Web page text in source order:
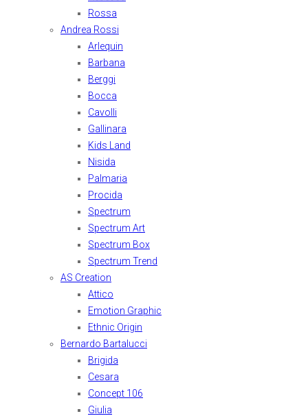
Rossa
Andrea Rossi
Arlequin
Barbana
Berggi
Bocca
Cavolli
Gallinara
Kids Land
Nisida
Palmaria
Procida
Spectrum
Spectrum Art
Spectrum Box
Spectrum Trend
AS Creation
Attico
Emotion Graphic
Ethnic Origin
Bernardo Bartalucci
Brigida
Cesara
Concept 106
Giulia